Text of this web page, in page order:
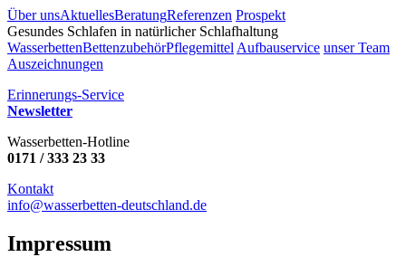
Über unsAktuellesBeratungReferenzen Prospekt
Gesundes Schlafen in natürlicher Schlafhaltung
WasserbettenBettenzubehörPflegemittel Aufbauservice unser Team
Auszeichnungen
Erinnerungs-Service
Newsletter
Wasserbetten-Hotline
0171 / 333 23 33
Kontakt
info@wasserbetten-deutschland.de
Impressum